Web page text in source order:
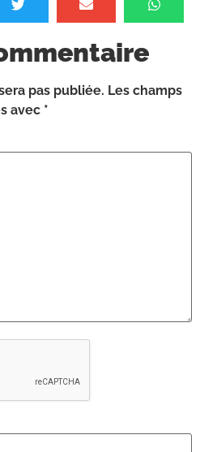
pas publiée. Les champs
avec *